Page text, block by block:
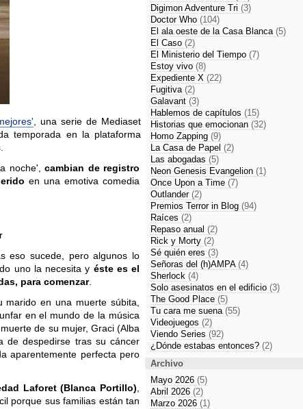
, una serie de Mediaset
temporada en la plataforma
noche',cambian de registro
en una emotiva comedia
eso sucede, pero algunos lo
uno la necesita y éste es el
para comenzar.
en una muerte súbita,
en el mundo de la música
de su mujer, Graci (Alba
de despedirse tras su cáncer
aparentemente perfecta pero
Laforet (Blanca Portillo)
porque sus familias están tan
Digimon Adventure Tri (3)
Doctor Who (104)
El ala oeste de la Casa Blanca (5)
El Caso (2)
El Ministerio del Tiempo (7)
Estoy vivo (8)
Expediente X (22)
Fugitiva (2)
Galavant (3)
Hablemos de capítulos (15)
Historias que emocionan (32)
Homo Zapping (9)
La Casa de Papel (2)
Las abogadas (5)
Neon Genesis Evangelion (1)
Once Upon a Time (7)
Outlander (2)
Premios Terror in Blog (94)
Raíces (2)
Repaso anual (2)
Rick y Morty (2)
Sé quién eres (3)
Señoras del (h)AMPA (4)
Sherlock (4)
Solo asesinatos en el edificio (3)
The Good Place (5)
Tu cara me suena (55)
Videojuegos (2)
Viendo Series (92)
¿Dónde estabas entonces? (2)
Archivo
Mayo 2026 (5)
Abril 2026 (2)
Marzo 2026 (1)